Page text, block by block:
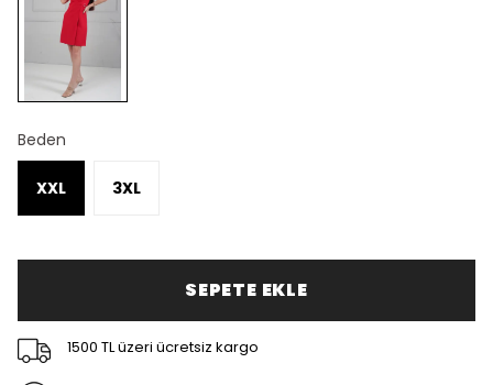
Beden
XXL 3XL
SEPETE EKLE
1500 TL üzeri ücretsiz kargo